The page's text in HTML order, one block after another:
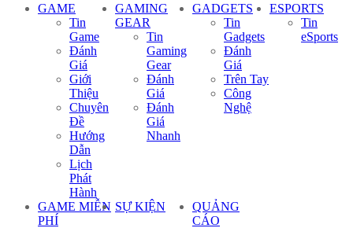
GAME
Tin
Game
Đánh
Giá
Giới
Thiệu
Chuyên
Đề
Hướng
Dẫn
Lịch
Phát
Hành
GAMING
GEAR
Tin
Gaming
Gear
Đánh
Giá
Đánh
Giá
Nhanh
GADGETS
Tin
Gadgets
Đánh
Giá
Trên Tay
Công
Nghệ
ESPORTS
Tin
eSports
GAME MIỄN
PHÍ
SỰ KIỆN
QUẢNG
CÁO